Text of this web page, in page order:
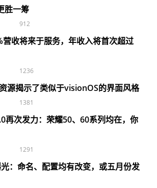
胜一筹
912
收将来于服务，年收入将首次超过
1236
源揭示了类似于visionOS的界面风格
1381
再次发力：荣耀50、60系列均在，你
1291
：命名、配置均有改变，或五月份发